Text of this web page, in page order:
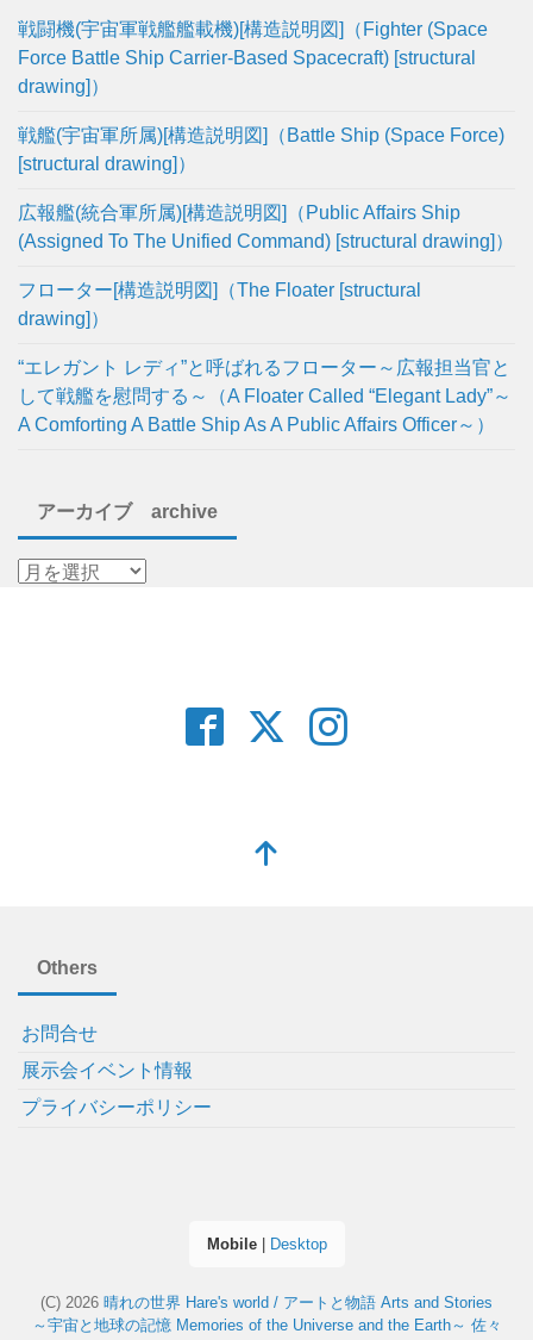
戦闘機(宇宙軍戦艦艦載機)[構造説明図]（Fighter (Space
Force Battle Ship Carrier-Based Spacecraft) [structural
drawing]）
戦艦(宇宙軍所属)[構造説明図]（Battle Ship (Space Force)
[structural drawing]）
広報艦(統合軍所属)[構造説明図]（Public Affairs Ship
(Assigned To The Unified Command) [structural drawing]）
フローター[構造説明図]（The Floater [structural
drawing]）
“エレガント レディ”と呼ばれるフローター～広報担当官と
して戦艦を慰問する～（A Floater Called “Elegant Lady”～
A Comforting A Battle Ship As A Public Affairs Officer～）
アーカイブ archive
Others
お問合せ
展示会イベント情報
プライバシーポリシー
Mobile| Desktop
(C) 2026 晴れの世界 Hare's world / アートと物語 Arts and Stories
～宇宙と地球の記憶 Memories of the Universe and the Earth～ 佐々